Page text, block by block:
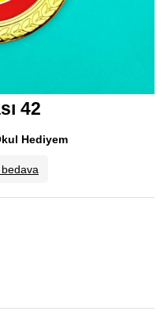
42
Hediyem